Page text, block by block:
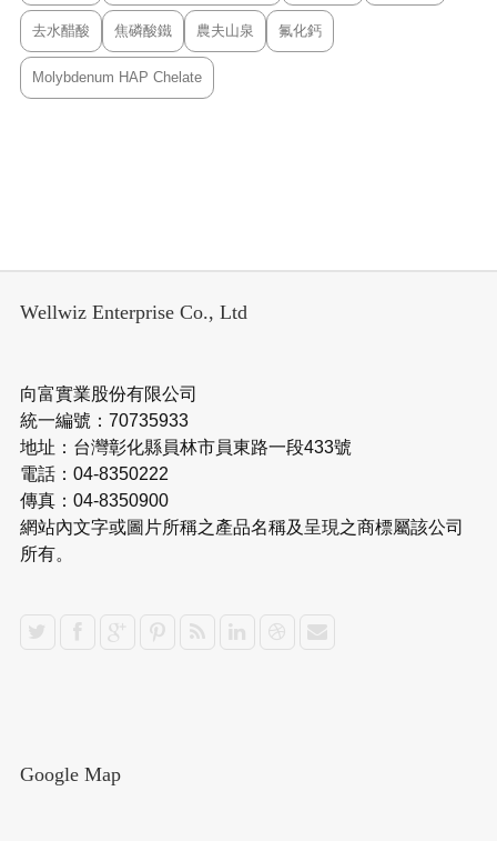
去水醋酸 焦磷酸鐵 農夫山泉 氟化鈣
Molybdenum HAP Chelate
Wellwiz Enterprise Co., Ltd
向富實業股份有限公司
統一編號：70735933
地址：台灣彰化縣員林市員東路一段433號
電話：04-8350222
傳真：04-8350900
網站內文字或圖片所稱之產品名稱及呈現之商標屬該公司
所有。
Google Map